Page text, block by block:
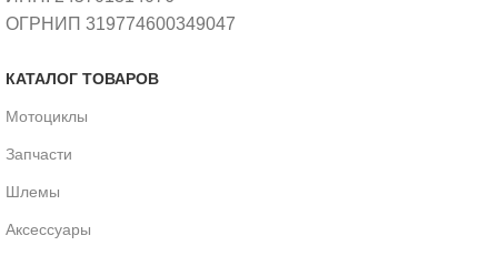
ОГРНИП 319774600349047
КАТАЛОГ ТОВАРОВ
Мотоциклы
Запчасти
Шлемы
Аксессуары